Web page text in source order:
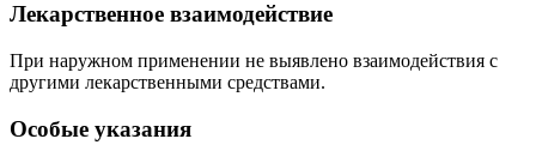
Лекарственное взаимодействие
При наружном применении не выявлено взаимодействия с
другими лекарственными средствами.
Особые указания